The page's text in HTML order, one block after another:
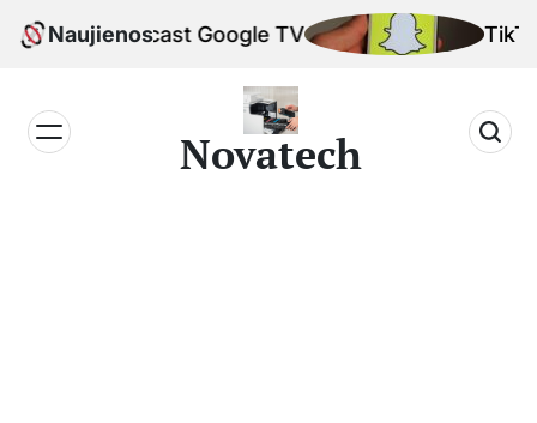
Skip
Naujienos
Chromecast Google TV TikTok
Novatech